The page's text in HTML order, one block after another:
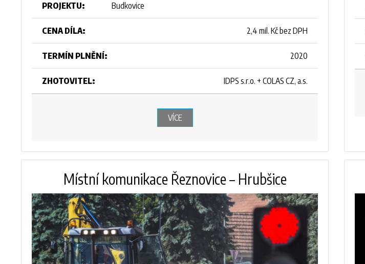
PROJEKTU:
Budkovice
CENA DÍLA: 2,4 mil. Kč bez DPH
TERMÍN PLNĚNÍ: 2020
ZHOTOVITEL: IDPS s.r.o. + COLAS CZ, a.s.
VÍCE
Místní komunikace Řeznovice – Hrubšice